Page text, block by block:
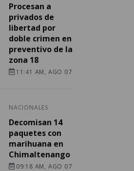
Procesan a
privados de
libertad por
doble crimen en
preventivo de la
zona 18
11:41 AM, AGO 07
NACIONALES
Decomisan 14
paquetes con
marihuana en
Chimaltenango
09:18 AM, AGO 07